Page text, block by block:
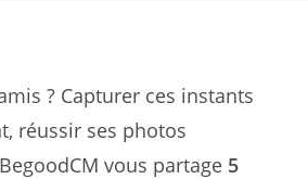
? Capturer ces instants
réussir ses photos
vous partage 5